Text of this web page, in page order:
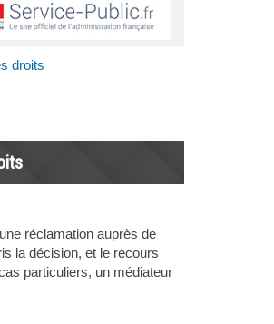
droits
réclamation auprès de
la décision, et le recours
particuliers, un médiateur